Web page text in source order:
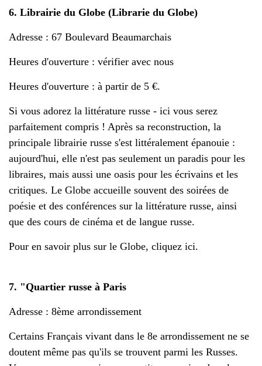
6. Librairie du Globe (Librarie du Globe)
Adresse : 67 Boulevard Beaumarchais
Heures d'ouverture : vérifier avec nous
Heures d'ouverture : à partir de 5 €.
Si vous adorez la littérature russe - ici vous serez
parfaitement compris ! Après sa reconstruction, la
principale librairie russe s'est littéralement épanouie :
aujourd'hui, elle n'est pas seulement un paradis pour les
libraires, mais aussi une oasis pour les écrivains et les
critiques. Le Globe accueille souvent des soirées de
poésie et des conférences sur la littérature russe, ainsi
que des cours de cinéma et de langue russe.
Pour en savoir plus sur le Globe, cliquez ici.
7. "Quartier russe à Paris
Adresse : 8ème arrondissement
Certains Français vivant dans le 8e arrondissement ne se
doutent même pas qu'ils se trouvent parmi les Russes.